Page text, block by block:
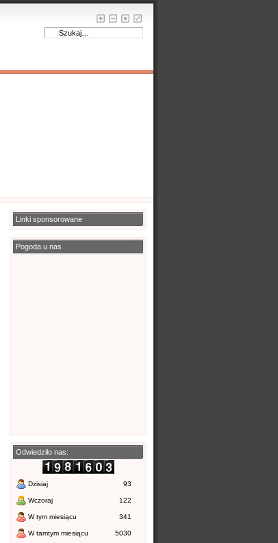
Linki sponsorowane
Pogoda u nas
Odwiedziło nas:
Dzisiaj 93
Wczoraj 122
W tym miesiącu 341
W tamtym miesiącu 5030